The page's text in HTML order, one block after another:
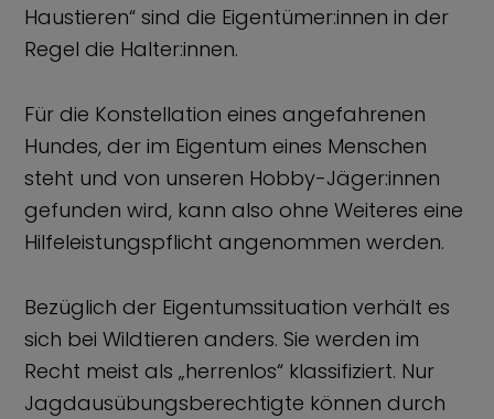
Haustieren“ sind die Eigentümer:innen in der
Regel die Halter:innen.
Für die Konstellation eines angefahrenen
Hundes, der im Eigentum eines Menschen
steht und von unseren Hobby-Jäger:innen
gefunden wird, kann also ohne Weiteres eine
Hilfeleistungspflicht angenommen werden.
Bezüglich der Eigentumssituation verhält es
sich bei Wildtieren anders. Sie werden im
Recht meist als „herrenlos“ klassifiziert. Nur
Jagdausübungsberechtigte können durch